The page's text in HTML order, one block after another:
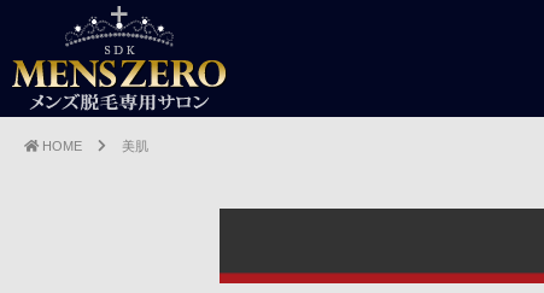
HOME 美肌